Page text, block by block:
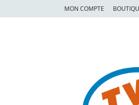
MON COMPTE